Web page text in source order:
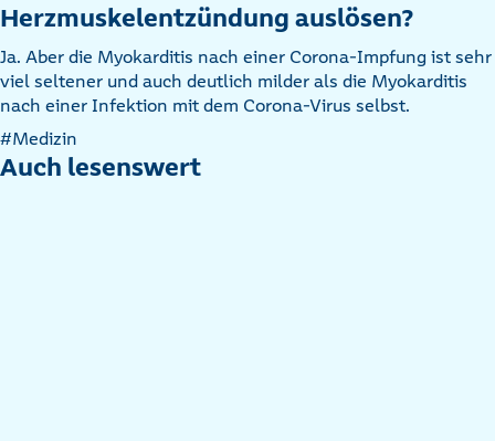
Herzmuskelentzündung auslösen?
Ja. Aber die Myokarditis nach einer Corona-Impfung ist sehr
viel seltener und auch deutlich milder als die Myokarditis
nach einer Infektion mit dem Corona-Virus selbst.
Artikel
nach
#Medizin
Auch lesenswert